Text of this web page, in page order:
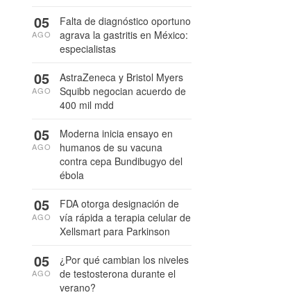
Falta de diagnóstico oportuno
agrava la gastritis en México:
especialistas
05
AGO
AstraZeneca y Bristol Myers
Squibb negocian acuerdo de
400 mil mdd
05
AGO
Moderna inicia ensayo en
humanos de su vacuna
contra cepa Bundibugyo del
ébola
05
AGO
FDA otorga designación de
vía rápida a terapia celular de
Xellsmart para Parkinson
05
AGO
¿Por qué cambian los niveles
de testosterona durante el
verano?
05
AGO